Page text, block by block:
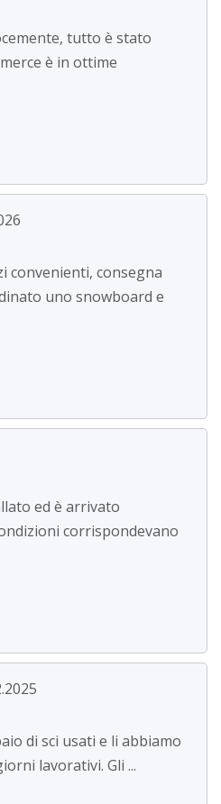
tutto è stato
è in ottime
convenienti, consegna
uno snowboard e
ed è arrivato
corrispondevano
di sci usati e li abbiamo
lavorativi. Gli ...